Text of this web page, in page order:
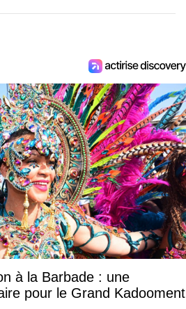
à la Barbade : une
pour le Grand Kadooment